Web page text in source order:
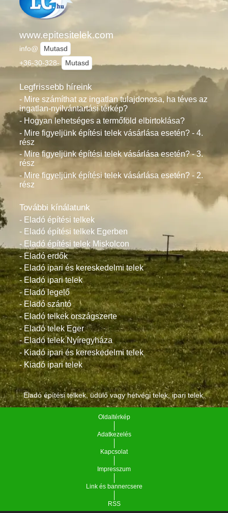
www.epitesitelek.com
info@
Mutasd
+36-30-328-
Mutasd
Legfrissebb híreink
- Mire számíthat az ingatlan tulajdonosa, ha téves az
ingatlan-nyilvántartási térkép?
- Hogyan lehetséges a termőföld elbirtoklása?
- Mire figyeljünk építési telek vásárlása esetén? - 4.
rész
- Mire figyeljünk építési telek vásárlása esetén? - 3.
rész
- Mire figyeljünk építési telek vásárlása esetén? - 2.
rész
További kínálatunk
- Eladó építési telkek
- Eladó építési telkek Egerben
- Eladó építési telek Miskolcon
- Eladó erdők
- Eladó ipari és kereskedelmi telek
- Eladó ipari telek
- Eladó legelő
- Eladó szántó
- Eladó telkek országszerte
- Eladó telek Eger
- Eladó telek Nyíregyháza
- Kiadó ipari és kereskedelmi telek
- Kiadó ipari telek
Eladó építési telkek, üdülő vagy hétvégi telek, ipari telek.
Oldaltérkép
Adatkezelés
Kapcsolat
Impresszum
Link és bannercsere
RSS